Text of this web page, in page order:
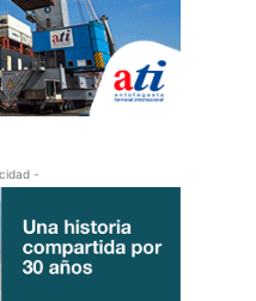
-